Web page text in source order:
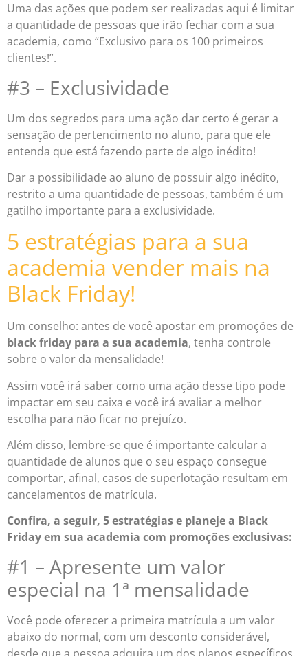
Uma das ações que podem ser realizadas aqui é limitar
a quantidade de pessoas que irão fechar com a sua
academia, como “Exclusivo para os 100 primeiros
clientes!”.
#3 – Exclusividade
Um dos segredos para uma ação dar certo é gerar a
sensação de pertencimento no aluno, para que ele
entenda que está fazendo parte de algo inédito!
Dar a possibilidade ao aluno de possuir algo inédito,
restrito a uma quantidade de pessoas, também é um
gatilho importante para a exclusividade.
5 estratégias para a sua
academia vender mais na
Black Friday!
Um conselho: antes de você apostar em promoções de
black friday para a sua academia, tenha controle
sobre o valor da mensalidade!
Assim você irá saber como uma ação desse tipo pode
impactar em seu caixa e você irá avaliar a melhor
escolha para não ficar no prejuízo.
Além disso, lembre-se que é importante calcular a
quantidade de alunos que o seu espaço consegue
comportar, afinal, casos de superlotação resultam em
cancelamentos de matrícula.
Confira, a seguir, 5 estratégias e planeje a Black
Friday em sua academia com promoções exclusivas:
#1 – Apresente um valor
especial na 1ª mensalidade
Você pode oferecer a primeira matrícula a um valor
abaixo do normal, com um desconto considerável,